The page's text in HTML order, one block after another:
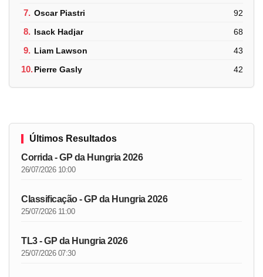
7. Oscar Piastri 92
8. Isack Hadjar 68
9. Liam Lawson 43
10.Pierre Gasly 42
Últimos Resultados
Corrida - GP da Hungria 2026
26/07/2026 10:00
Classificação - GP da Hungria 2026
25/07/2026 11:00
TL3 - GP da Hungria 2026
25/07/2026 07:30